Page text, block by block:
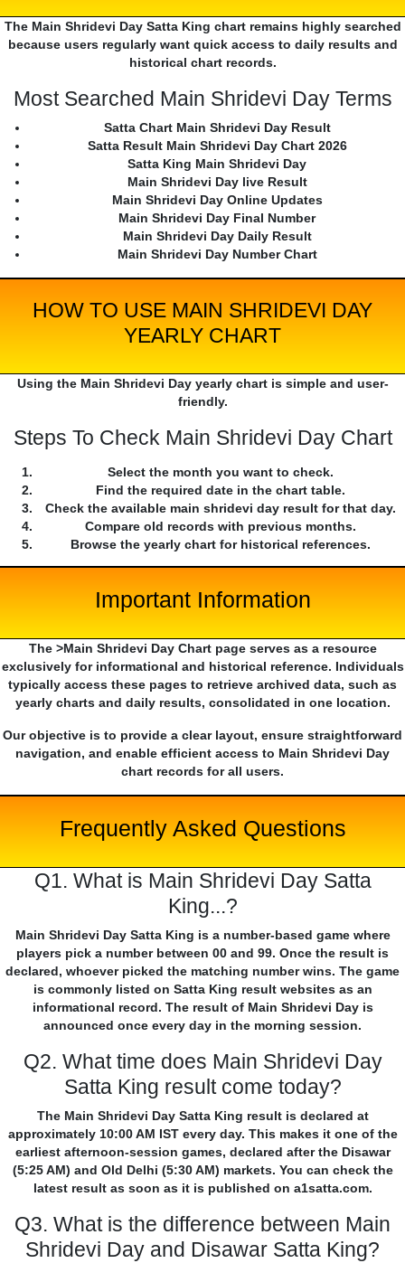
The Main Shridevi Day Satta King chart remains highly searched
because users regularly want quick access to daily results and
historical chart records.
Most Searched Main Shridevi Day Terms
Satta Chart Main Shridevi Day Result
Satta Result Main Shridevi Day Chart 2026
Satta King Main Shridevi Day
Main Shridevi Day live Result
Main Shridevi Day Online Updates
Main Shridevi Day Final Number
Main Shridevi Day Daily Result
Main Shridevi Day Number Chart
HOW TO USE MAIN SHRIDEVI DAY
YEARLY CHART
Using the Main Shridevi Day yearly chart is simple and user-
friendly.
Steps To Check Main Shridevi Day Chart
Select the month you want to check.
Find the required date in the chart table.
Check the available main shridevi day result for that day.
Compare old records with previous months.
Browse the yearly chart for historical references.
Important Information
The >Main Shridevi Day Chart page serves as a resource
exclusively for informational and historical reference. Individuals
typically access these pages to retrieve archived data, such as
yearly charts and daily results, consolidated in one location.
Our objective is to provide a clear layout, ensure straightforward
navigation, and enable efficient access to Main Shridevi Day
chart records for all users.
Frequently Asked Questions
Q1. What is Main Shridevi Day Satta
King...?
Main Shridevi Day Satta King is a number-based game where
players pick a number between 00 and 99. Once the result is
declared, whoever picked the matching number wins. The game
is commonly listed on Satta King result websites as an
informational record. The result of Main Shridevi Day is
announced once every day in the morning session.
Q2. What time does Main Shridevi Day
Satta King result come today?
The Main Shridevi Day Satta King result is declared at
approximately 10:00 AM IST every day. This makes it one of the
earliest afternoon-session games, declared after the Disawar
(5:25 AM) and Old Delhi (5:30 AM) markets. You can check the
latest result as soon as it is published on a1satta.com.
Q3. What is the difference between Main
Shridevi Day and Disawar Satta King?